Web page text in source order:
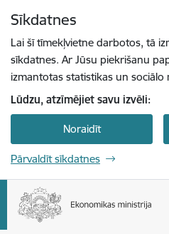
Sīkdatnes
Lai šī tīmekļvietne darbotos, tā
sīkdatnes. Ar Jūsu piekrišanu
izmantotas statistikas un sociālo
Lūdzu, atzīmējiet savu izvēli:
Noraidīt
Pārvaldīt sīkdatnes